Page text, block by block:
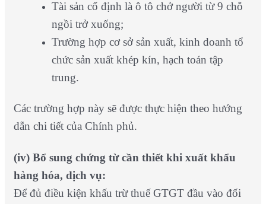
Tài sản cố định là ô tô chở người từ 9 chỗ
ngồi trở xuống;
Trường hợp cơ sở sản xuất, kinh doanh tổ
chức sản xuất khép kín, hạch toán tập
trung.
Các trường hợp này sẽ được thực hiện theo hướng
dẫn chi tiết của Chính phủ.
(iv) Bổ sung chứng từ cần thiết khi xuất khẩu
hàng hóa, dịch vụ:
Để đủ điều kiện khấu trừ thuế GTGT đầu vào đối